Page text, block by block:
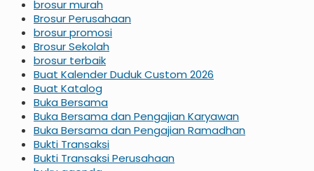
brosur murah
Brosur Perusahaan
brosur promosi
Brosur Sekolah
brosur terbaik
Buat Kalender Duduk Custom 2026
Buat Katalog
Buka Bersama
Buka Bersama dan Pengajian Karyawan
Buka Bersama dan Pengajian Ramadhan
Bukti Transaksi
Bukti Transaksi Perusahaan